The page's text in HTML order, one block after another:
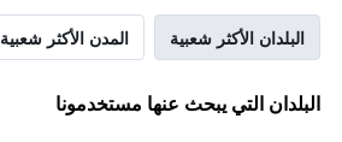
البلدان الأكثر شعبية المدن الأكثر شعبية
البلدان التي يبحث عنها مستخدمونا